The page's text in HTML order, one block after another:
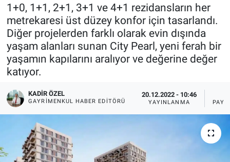
1+0, 1+1, 2+1, 3+1 ve 4+1 rezidansların her
metrekaresi üst düzey konfor için tasarlandı.
Diğer projelerden farklı olarak evin dışında
yaşam alanları sunan City Pearl, yeni ferah bir
yaşamın kapılarını aralıyor ve değerine değer
katıyor.
KADIR ÖZEL
GAYRIMENKUL HABER EDITÖRÜ
20.12.2022 - 10:46
YAYINLANMA